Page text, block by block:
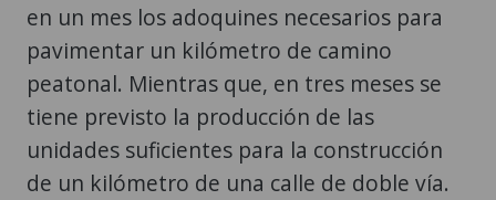
en un mes los adoquines necesarios para
pavimentar un kilómetro de camino
peatonal. Mientras que, en tres meses se
tiene previsto la producción de las
unidades suficientes para la construcción
de un kilómetro de una calle de doble vía.